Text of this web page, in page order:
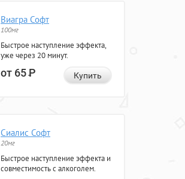
Виагра Софт
100мг
Быстрое наступление эффекта,
уже через 20 минут.
от 65Р Купить
Сиалис Софт
20мг
Быстрое наступление эффекта и
совместимость с алкоголем.